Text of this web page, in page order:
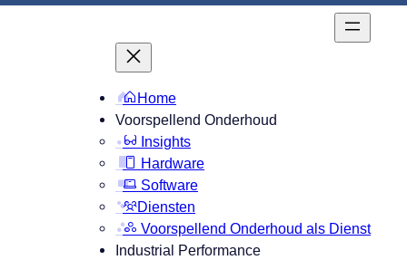
Home
Voorspellend Onderhoud
Insights
Hardware
Software
Diensten
Voorspellend Onderhoud als Dienst
Industrial Performance